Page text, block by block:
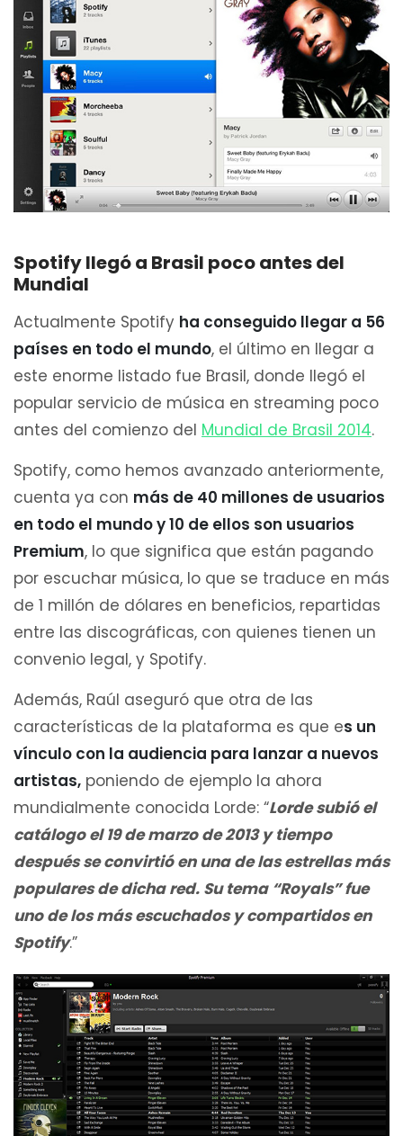
Spotify llegó a Brasil poco antes del
Mundial
Actualmente Spotify ha conseguido llegar a 56
países en todo el mundo, el último en llegar a
este enorme listado fue Brasil, donde llegó el
popular servicio de música en streaming poco
antes del comienzo del Mundial de Brasil 2014.
Spotify, como hemos avanzado anteriormente,
cuenta ya con más de 40 millones de usuarios
en todo el mundo y 10 de ellos son usuarios
Premium, lo que significa que están pagando
por escuchar música, lo que se traduce en más
de 1 millón de dólares en beneficios, repartidas
entre las discográficas, con quienes tienen un
convenio legal, y Spotify.
Además, Raúl aseguró que otra de las
características de la plataforma es que es un
vínculo con la audiencia para lanzar a nuevos
artistas, poniendo de ejemplo la ahora
mundialmente conocida Lorde: “Lorde subió el
catálogo el 19 de marzo de 2013 y tiempo
después se convirtió en una de las estrellas más
populares de dicha red. Su tema “Royals” fue
uno de los más escuchados y compartidos en
Spotify.”